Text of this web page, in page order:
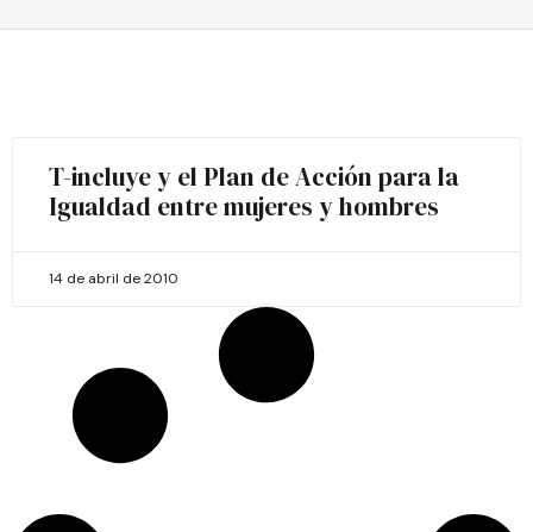
T-incluye y el Plan de Acción para la
Igualdad entre mujeres y hombres
14 de abril de 2010